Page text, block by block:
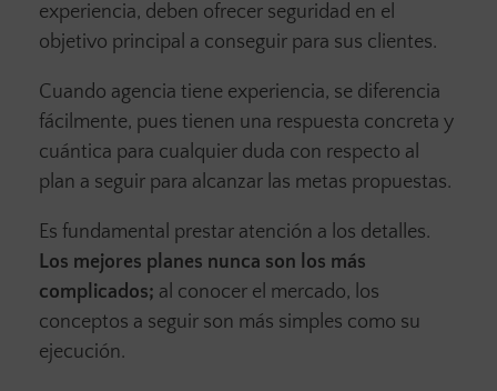
experiencia, deben ofrecer seguridad en el
objetivo principal a conseguir para sus clientes.
Cuando agencia tiene experiencia, se diferencia
fácilmente, pues tienen una respuesta concreta y
cuántica para cualquier duda con respecto al
plan a seguir para alcanzar las metas propuestas.
Es fundamental prestar atención a los detalles.
Los mejores planes nunca son los más
complicados; al conocer el mercado, los
conceptos a seguir son más simples como su
ejecución.